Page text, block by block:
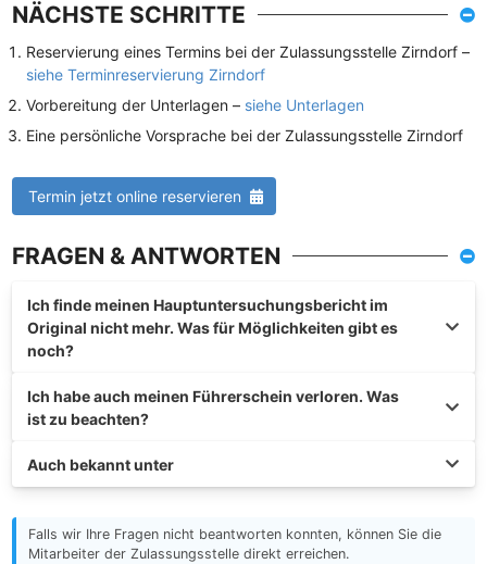
NÄCHSTE SCHRITTE
Reservierung eines Termins bei der Zulassungsstelle Zirndorf –
siehe Terminreservierung Zirndorf
Vorbereitung der Unterlagen – siehe Unterlagen
Eine persönliche Vorsprache bei der Zulassungsstelle Zirndorf
Termin jetzt online reservieren
FRAGEN & ANTWORTEN
Ich finde meinen Hauptuntersuchungsbericht im
Original nicht mehr. Was für Möglichkeiten gibt es
noch?
Ich habe auch meinen Führerschein verloren. Was
ist zu beachten?
Auch bekannt unter
Falls wir Ihre Fragen nicht beantworten konnten, können Sie die
Mitarbeiter der Zulassungsstelle direkt erreichen.